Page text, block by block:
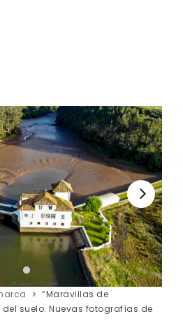
“Maravillas de
suelo. Nuevas fotografías de